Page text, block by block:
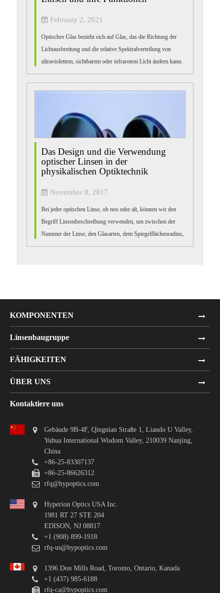
February 2, 2021
Optisches Glas bezieht sich auf Glas, das die Richtung der
Lichtausbreitung und die relative Spektralverteilung von
ultraviolettem, sichtbarem oder infrarotem Licht ändern kann.
Optische Linsen bestehen aus...
Das Design und die Verwendung
optischer Linsen in der
physikalischen Optiktechnik
November 8, 2017
Bei jeder optischen Linse, ob neu oder alt, können wir den
Begriff Linsenbeschreibung verwenden, um zwischen der
Nummer der Linse, den Glasarten, dem Spiegelflächenradius,
der Dicke der Linse, dem Di ...
KOMPONENTEN
Linsenbaugruppe
FÄHIGKEITEN
ÜBER UNS
Kontaktiere uns
Gebäude 9B-4F, Qingnian Straße 1, Liando U Valley,
Yuhua International Wisdom Valley, 210039 Nanjing,
China
+86-25-83307137
+86-25-86626312
rfq@hypoptics.com
Hyperion Optics USA Inc.
1981 RT 27 STE 204
EDISON, NJ 08817
+1 (908) 899-1918
rfq-us@hypoptics.com
1396 Don Mills Road, Toronto, Ontario, Kanada
+1 (437) 985-6188
rfq-ca@hypoptics.com